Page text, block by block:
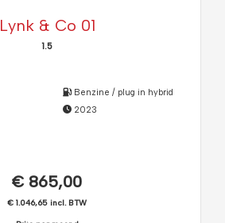
Lynk & Co 01
1.5
Benzine / plug in hybrid
2023
€ 865,00
€ 1.046,65 incl. BTW